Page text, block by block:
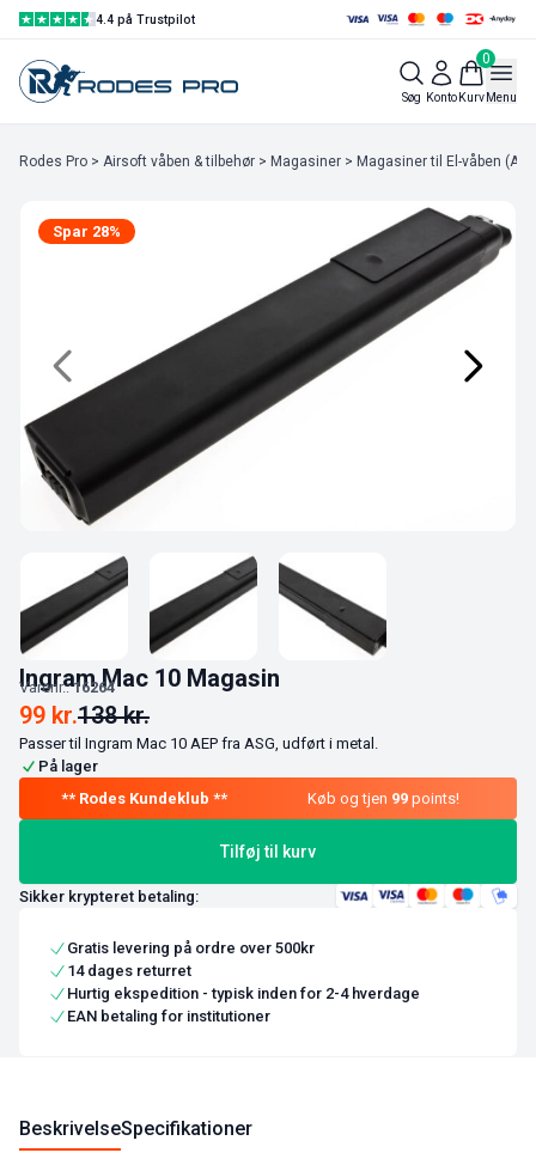
4.4 på Trustpilot
Søg Konto
0
KurvMenu
Rodes Pro > Airsoft våben & tilbehør > Magasiner > Magasiner til El-våben
Spar 28%
Ingram Mac 10 Magasin
Varenr.:16264
138kr.
99 kr.
Passer til Ingram Mac 10 AEP fra ASG, udført i metal.
På lager
Køb og tjen 99points!
Tilføj til kurv
Sikker krypteret betaling:
Gratis levering på ordre over 500kr
14 dages returret
Hurtig ekspedition - typisk inden for 2-4 hverdage
EAN betaling for institutioner
BeskrivelseSpecifikationer